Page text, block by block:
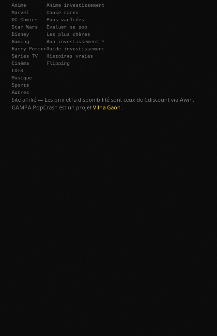
Anime
Marvel
DC Comics
Star Wars
Disney
Gaming
Harry Potter
Séries TV
Cinéma
LOTR
Musique
Sports
Autres
Anime investissement
Chase rares
Pops vaultées
Évaluer sa pop
Les plus chères
Bon investissement ?
Guide investissement
Histoires vraies
Flipping
Site affilié — Les prix et la disponibilité sont ceux de Cdiscount via Awin.
GAMPA PopCrash est un projet Vilna Gaon.